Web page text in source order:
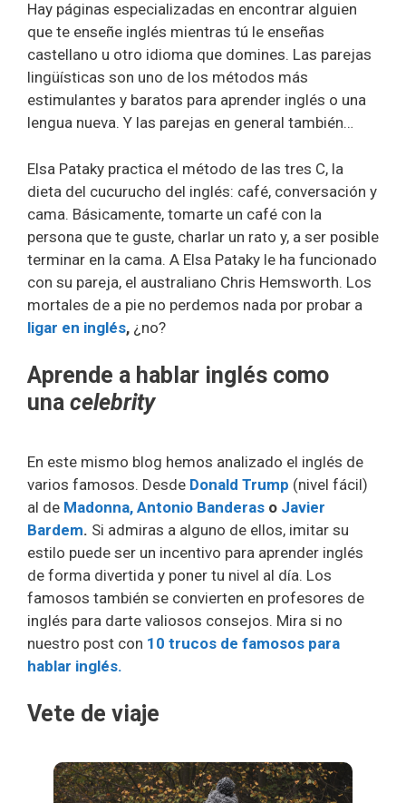
Hay páginas especializadas en encontrar alguien
que te enseñe inglés mientras tú le enseñas
castellano u otro idioma que domines. Las parejas
lingüísticas son uno de los métodos más
estimulantes y baratos para aprender inglés o una
lengua nueva. Y las parejas en general también…
Elsa Pataky practica el método de las tres C, la
dieta del cucurucho del inglés: café, conversación y
cama. Básicamente, tomarte un café con la
persona que te guste, charlar un rato y, a ser posible
terminar en la cama. A Elsa Pataky le ha funcionado
con su pareja, el australiano Chris Hemsworth. Los
mortales de a pie no perdemos nada por probar a
ligar en inglés, ¿no?
Aprende a hablar inglés como
una celebrity
En este mismo blog hemos analizado el inglés de
varios famosos. Desde Donald Trump (nivel fácil)
al de Madonna, Antonio Banderas o Javier
Bardem. Si admiras a alguno de ellos, imitar su
estilo puede ser un incentivo para aprender inglés
de forma divertida y poner tu nivel al día. Los
famosos también se convierten en profesores de
inglés para darte valiosos consejos. Mira si no
nuestro post con 10 trucos de famosos para
hablar inglés.
Vete de viaje